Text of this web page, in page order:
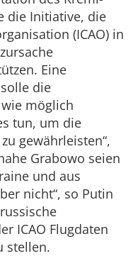
die Initiative, die
(ICAO) in
Eine
die
möglich
tun, um die
gewährleisten“,
Grabowo seien
und aus
nicht“, so Putin
ICAO Flugdaten
stellen.